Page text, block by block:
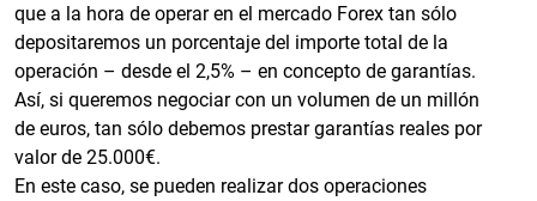
que a la hora de operar en el mercado Forex tan sólo
depositaremos un porcentaje del importe total de la
operación – desde el 2,5% – en concepto de garantías.
Así, si queremos negociar con un volumen de un millón
de euros, tan sólo debemos prestar garantías reales por
valor de 25.000€.
En este caso, se pueden realizar dos operaciones